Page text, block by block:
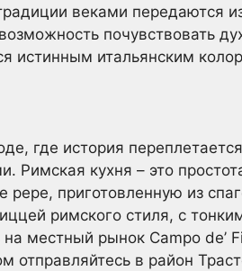
веками передаются
почувствовать
истинным итальянским
где история
Римская кухня – это
приготовленную из
римского стиля, с
местный рынок Campo de’
в район